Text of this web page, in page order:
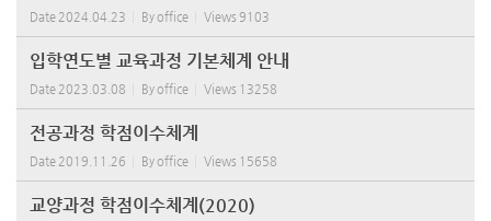
Date 2024.04.23 Byoffice Views 9103
입학연도별 교육과정 기본체계 안내
Date 2023.03.08 Byoffice Views 13258
전공과정 학점이수체계
Date 2019.11.26 Byoffice Views 15658
교양과정 학점이수체계(2020)